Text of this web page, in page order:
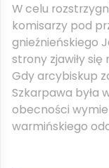
W celu
komisarzy pod
gnieźnieńskiego
strony zjawiły się
Gdy arcybiskup
Szkarpawa była
obecności
warmińskiego